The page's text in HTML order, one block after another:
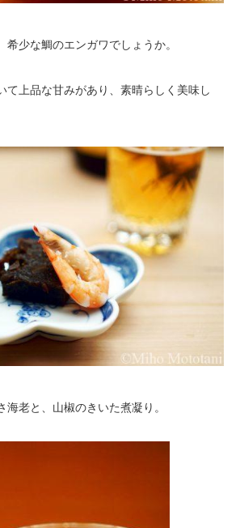
希少な鯛のエンガワでしょうか。
て上品な甘みがあり、素晴らしく美味し
海老と、山椒のきいた煮凝り。